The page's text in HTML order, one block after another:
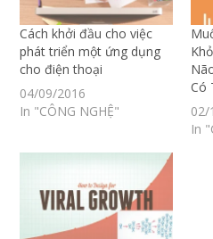
Cách khởi đầu cho việc
phát triển một ứng dụng
cho điện thoại
04/09/2016
In "CÔNG NGHỆ"
Có
02/
In